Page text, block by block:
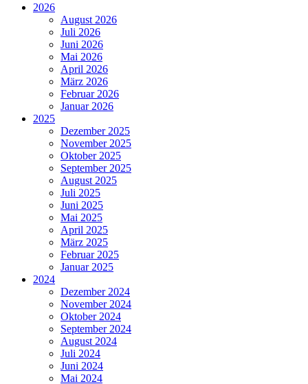
2026
August 2026
Juli 2026
Juni 2026
Mai 2026
April 2026
März 2026
Februar 2026
Januar 2026
2025
Dezember 2025
November 2025
Oktober 2025
September 2025
August 2025
Juli 2025
Juni 2025
Mai 2025
April 2025
März 2025
Februar 2025
Januar 2025
2024
Dezember 2024
November 2024
Oktober 2024
September 2024
August 2024
Juli 2024
Juni 2024
Mai 2024